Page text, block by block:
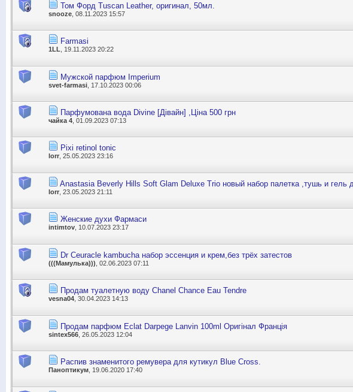
Том Форд Tuscan Leather, оригинал, 50мл.
snooze , 08.11.2023 15:57
Farmasi
1LL , 19.11.2023 20:22
Мужской парфюм Imperium
svet-farmasi , 17.10.2023 00:06
Парфумована вода Divine [Дівайн] ,Ціна 500 грн
чайка 4 , 01.09.2023 07:13
Pixi retinol tonic
lorr, 25.05.2023 23:16
Anastasia Beverly Hills Soft Glam Deluxe Trio новый набор палетка ,тушь и гель
lorr , 23.05.2023 21:11
Женские духи Фармаси
intimtov, 10.07.2023 23:17
Dr Ceuracle kambucha набор эссенция и крем,без трёх затестов
(((Мамулька))) , 02.06.2023 07:11
Продам туалетную воду Сhanel Chance Eau Tendre
vesna04 , 30.04.2023 14:13
Продам парфюм Eclat Darpege Lanvin 100ml Оригінал Франція
sintex566 , 26.05.2023 12:04
Распив знаменитого ремувера для кутикул Blue Cross.
Паноптикум , 19.06.2020 17:40